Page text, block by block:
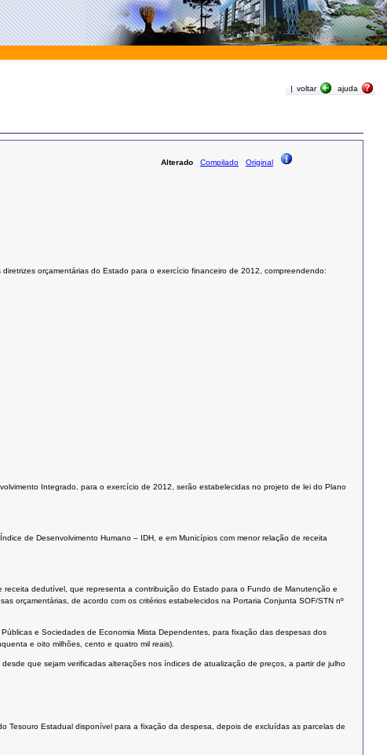
| voltar ajuda
Alterado Compilado Original
diretrizes orçamentárias do Estado para o exercício financeiro de 2012, compreendendo:
Integrado, para o exercício de 2012, serão estabelecidas no projeto de lei do Plano
de Desenvolvimento Humano – IDH, e em Municípios com menor relação de receita
dedutível, que representa a contribuição do Estado para o Fundo de Manutenção e
orçamentárias, de acordo com os critérios estabelecidos na Portaria Conjunta SOF/STN nº
e Sociedades de Economia Mista Dependentes, para fixação das despesas dos
e oito milhões, cento e quatro mil reais).
que sejam verificadas alterações nos índices de atualização de preços, a partir de julho
Tesouro Estadual disponível para a fixação da despesa, depois de excluídas as parcelas de